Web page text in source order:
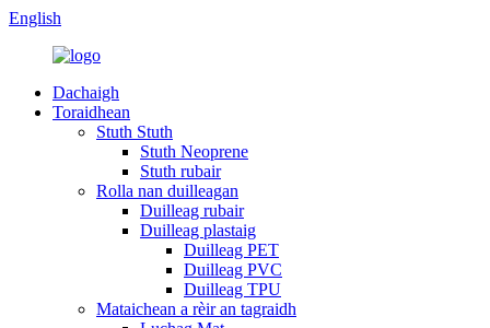
English
Dachaigh
Toraidhean
Stuth Stuth
Stuth Neoprene
Stuth rubair
Rolla nan duilleagan
Duilleag rubair
Duilleag plastaig
Duilleag PET
Duilleag PVC
Duilleag TPU
Mataichean a rèir an tagraidh